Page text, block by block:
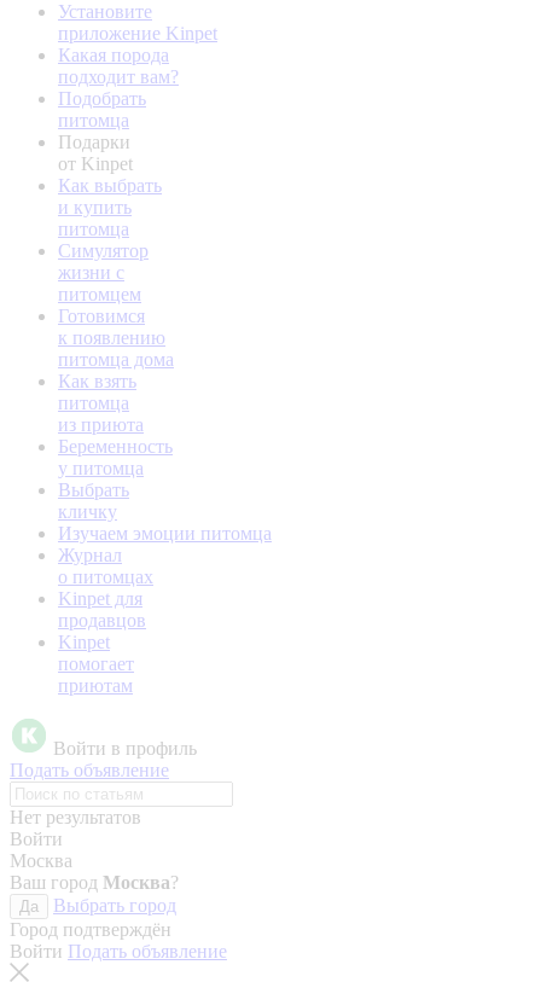
Установите
приложение Kinpet
Какая порода
подходит вам?
Подобрать
питомца
Подарки
от Kinpet
Как выбрать
и купить
питомца
Симулятор
жизни с
питомцем
Готовимся
к появлению
питомца дома
Как взять
питомца
из приюта
Беременность
у питомца
Выбрать
кличку
Изучаем эмоции питомца
Журнал
о питомцах
Kinpet для
продавцов
Kinpet
помогает
приютам
Войти в профиль
Подать объявление
Нет результатов
Войти
Москва
Ваш город Москва?
Да
Выбрать город
Город подтверждён
Войти Подать объявление